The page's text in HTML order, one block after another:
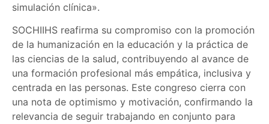
simulación clínica».
SOCHIIHS reafirma su compromiso con la promoción
de la humanización en la educación y la práctica de
las ciencias de la salud, contribuyendo al avance de
una formación profesional más empática, inclusiva y
centrada en las personas. Este congreso cierra con
una nota de optimismo y motivación, confirmando la
relevancia de seguir trabajando en conjunto para